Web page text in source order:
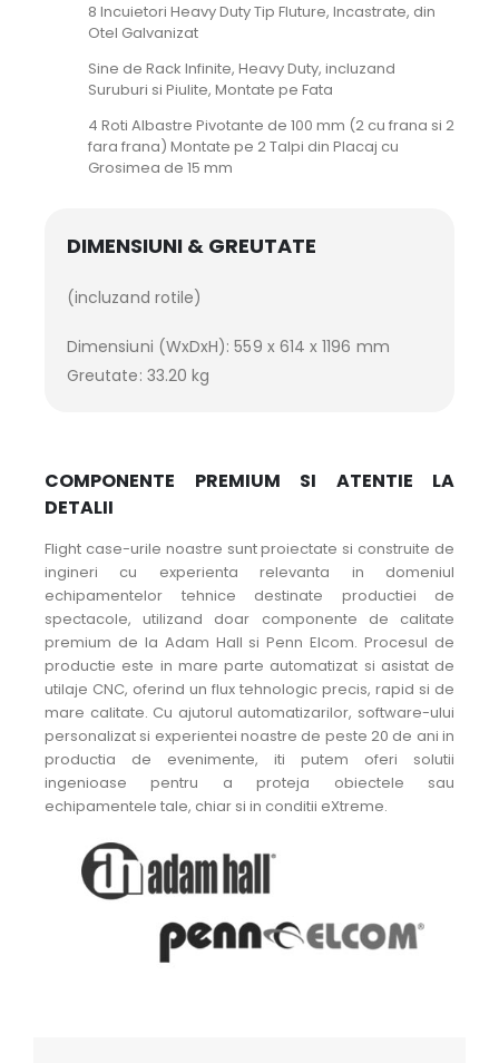
8 Incuietori Heavy Duty Tip Fluture, Incastrate, din
Otel Galvanizat
Sine de Rack Infinite, Heavy Duty, incluzand
Suruburi si Piulite, Montate pe Fata
4 Roti Albastre Pivotante de 100 mm (2 cu frana si 2
fara frana) Montate pe 2 Talpi din Placaj cu
Grosimea de 15 mm
DIMENSIUNI & GREUTATE
(incluzand rotile)
Dimensiuni (WxDxH): 559 x 614 x 1196 mm
Greutate: 33.20 kg
COMPONENTE PREMIUM SI ATENTIE LA
DETALII
Flight case-urile noastre sunt proiectate si construite de
ingineri cu experienta relevanta in domeniul
echipamentelor tehnice destinate productiei de
spectacole, utilizand doar componente de calitate
premium de la Adam Hall si Penn Elcom. Procesul de
productie este in mare parte automatizat si asistat de
utilaje CNC, oferind un flux tehnologic precis, rapid si de
mare calitate. Cu ajutorul automatizarilor, software-ului
personalizat si experientei noastre de peste 20 de ani in
productia de evenimente, iti putem oferi solutii
ingenioase pentru a proteja obiectele sau
echipamentele tale, chiar si in conditii eXtreme.